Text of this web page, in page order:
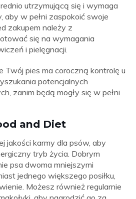
utrzymującą się i wymaga
aby w pełni zaspokoić swoje
zakupem należy z
się na wymagania
i pielęgnacji.
Twój pies ma coroczną kontrolę u
potencjalnych
zanim będą mogły się w pełni
and Diet
jakości karmy dla psów, aby
tryb życia. Dobrym
psa dwoma mniejszymi
jednego większego posiłku,
Możesz również regularnie